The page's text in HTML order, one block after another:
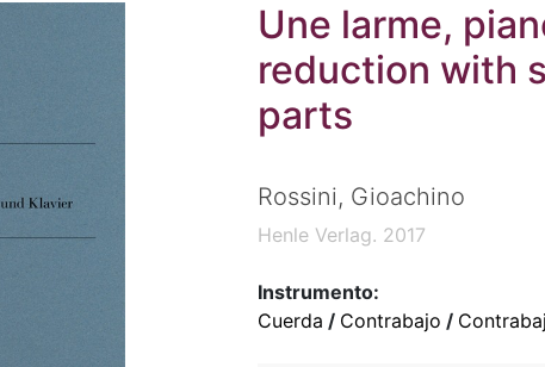
Une larme,
reduction with
parts
Rossini, Gioachino
Henle Verlag. 2017
Instrumento:
Cuerda / Contrabajo /